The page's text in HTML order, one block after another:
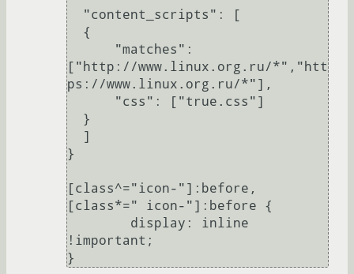
["http://www.linux.org.ru/*","htt
ps://www.linux.org.ru/*"],
}
[class^="icon-"]:before,
[class*=" icon-"]:before {
!important;